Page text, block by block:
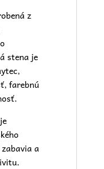
z
stena je
farebnú
je
a